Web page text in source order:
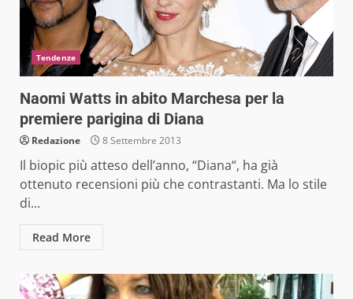
Tendenze
Naomi Watts in abito Marchesa per la
premiere parigina di Diana
Redazione 8 Settembre 2013
Il biopic più atteso dell’anno, “Diana“, ha già
ottenuto recensioni più che contrastanti. Ma lo stile
di...
Read More